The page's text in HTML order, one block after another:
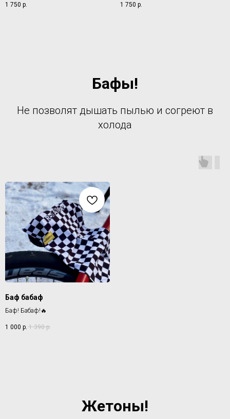
1 750 р. 1 750 р.
Бафы!
Не позволят дышать пылью и согреют в
холода
Баф бабаф
Баф! Бабаф!🔥
1 000 р. 1 390 р.
Жетоны!